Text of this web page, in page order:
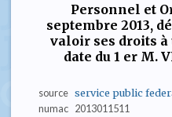
Personnel et
septembre 2013,
valoir ses droits à
date du 1 er M.
source service public
numac 2013011511